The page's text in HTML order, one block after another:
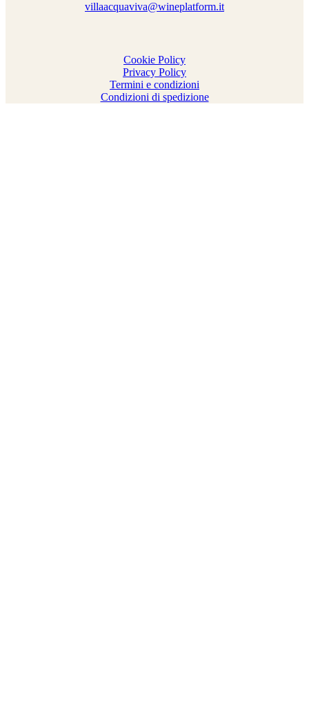
villaacquaviva@wineplatform.it
Cookie Policy
Privacy Policy
Termini e condizioni
Condizioni di spedizione